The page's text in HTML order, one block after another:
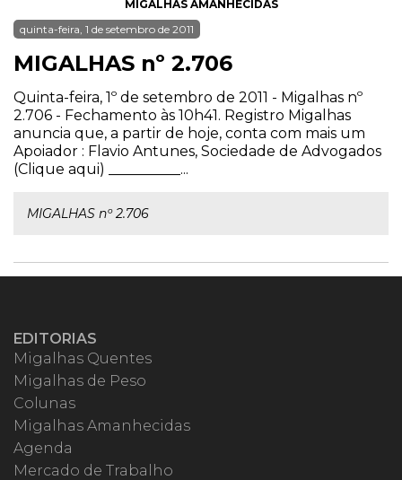
MIGALHAS AMANHECIDAS
quinta-feira, 1 de setembro de 2011
MIGALHAS nº 2.706
Quinta-feira, 1º de setembro de 2011 - Migalhas nº
2.706 - Fechamento às 10h41. Registro Migalhas
anuncia que, a partir de hoje, conta com mais um
Apoiador : Flavio Antunes, Sociedade de Advogados
(Clique aqui) __________...
MIGALHAS nº 2.706
EDITORIAS
Migalhas Quentes
Migalhas de Peso
Colunas
Migalhas Amanhecidas
Agenda
Mercado de Trabalho